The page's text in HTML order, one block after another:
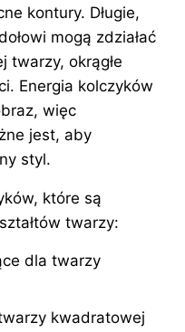
kontury. Długie,
mogą zdziałać
twarzy, okrągłe
Energia kolczyków
więc
jest, aby
styl.
które są
twarzy:
dla twarzy
kwadratowej